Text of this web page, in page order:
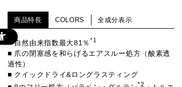
商品特長 COLORS 全成分表示
■ 自然由来指数最大81％ *1
■ 爪の閉塞感を和らげるエアスルー処方（酸素透
過性）
■ クイックドライ&ロングラスティング
*2